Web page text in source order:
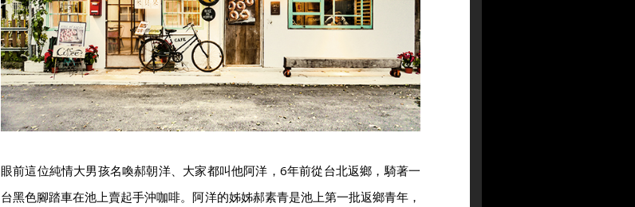
眼前這位純情大男孩名喚郝朝洋、大家都叫他阿洋，6年前從台北返鄉，騎著一
台黑色腳踏車在池上賣起手沖咖啡。阿洋的姊姊郝素青是池上第一批返鄉青年，